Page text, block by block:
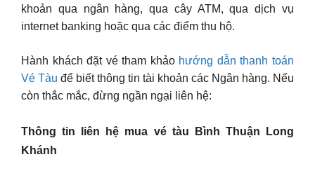
khoản qua ngân hàng, qua cây ATM, qua dịch vụ
internet banking hoặc qua các điểm thu hộ.
Hành khách đặt vé tham khảo hướng dẫn thanh toán
Vé Tàu để biết thông tin tài khoản các Ngân hàng. Nếu
còn thắc mắc, đừng ngần ngại liên hệ:
Thông tin liên hệ mua vé tàu Bình Thuận Long
Khánh